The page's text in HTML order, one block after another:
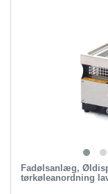
Fadølsanlæg,
tørkøleanordning